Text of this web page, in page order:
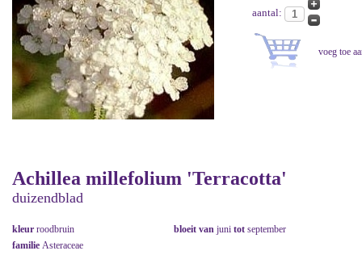
aantal:
Achillea millefolium 'Terracotta'
duizendblad
kleur roodbruin bloeit van juni tot september
familie Asteraceae